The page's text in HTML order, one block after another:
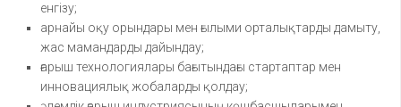
енгізу;
арнайы оқу орындары мен ғылыми орталықтарды дамыту,
жас мамандарды дайындау;
ғарыш технологиялары бағытындағы стартаптар мен
инновациялық жобаларды қолдау;